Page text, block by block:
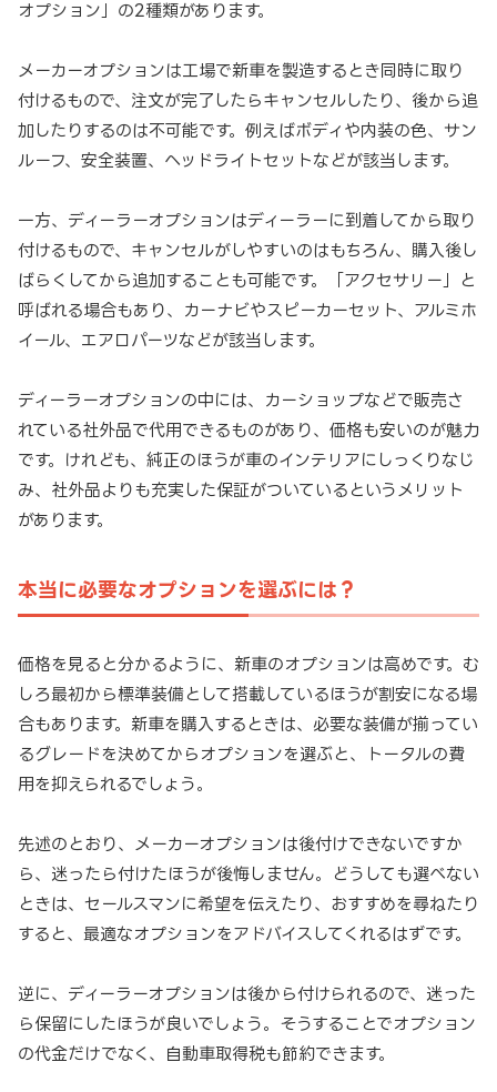
オプション」の2種類があります。
メーカーオプションは工場で新車を製造するとき同時に取り
付けるもので、注文が完了したらキャンセルしたり、後から追
加したりするのは不可能です。例えばボディや内装の色、サン
ルーフ、安全装置、ヘッドライトセットなどが該当します。
一方、ディーラーオプションはディーラーに到着してから取り
付けるもので、キャンセルがしやすいのはもちろん、購入後し
ばらくしてから追加することも可能です。「アクセサリー」と
呼ばれる場合もあり、カーナビやスピーカーセット、アルミホ
イール、エアロパーツなどが該当します。
ディーラーオプションの中には、カーショップなどで販売さ
れている社外品で代用できるものがあり、価格も安いのが魅力
です。けれども、純正のほうが車のインテリアにしっくりなじ
み、社外品よりも充実した保証がついているというメリット
があります。
本当に必要なオプションを選ぶには？
価格を見ると分かるように、新車のオプションは高めです。む
しろ最初から標準装備として搭載しているほうが割安になる場
合もあります。新車を購入するときは、必要な装備が揃ってい
るグレードを決めてからオプションを選ぶと、トータルの費
用を抑えられるでしょう。
先述のとおり、メーカーオプションは後付けできないですか
ら、迷ったら付けたほうが後悔しません。どうしても選べない
ときは、セールスマンに希望を伝えたり、おすすめを尋ねたり
すると、最適なオプションをアドバイスしてくれるはずです。
逆に、ディーラーオプションは後から付けられるので、迷った
ら保留にしたほうが良いでしょう。そうすることでオプション
の代金だけでなく、自動車取得税も節約できます。